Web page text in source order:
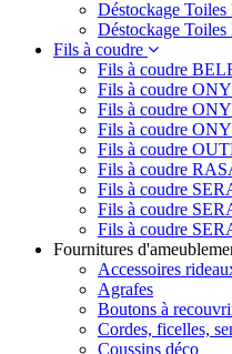
Déstockage
Déstockage
Fils à coudre
Fils à coudre
Fils à coudre
Fils à coudre
Fils à coudre
Fils à coudre
Fils à coudre
Fils à coudre
Fils à coudre
Fils à coudre
Fournitures
Accessoires
Agrafes
Boutons à
Cordes, ficelles,
Coussins déco